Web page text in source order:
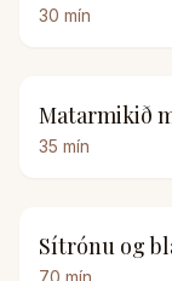
30 mín
Matarmikið
35 mín
Sítrónu og
70 mín